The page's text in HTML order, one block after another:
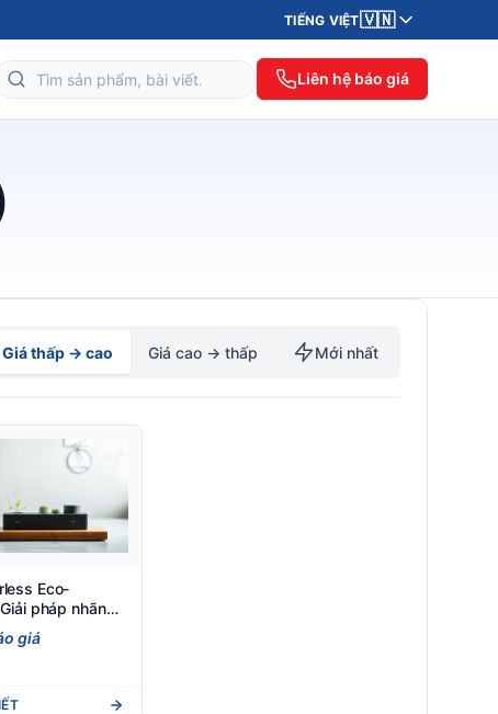
TIẾNG VIỆT🇻🇳
Liên hệ báo giá
Giá thấp → cao Giá cao → thấp Mới nhất
Eco-
pháp nhãn
thiện môi
giá